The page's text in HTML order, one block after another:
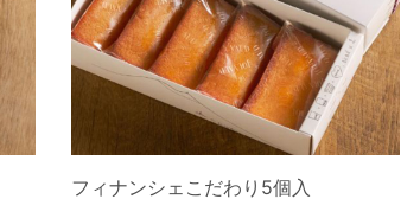
フィナンシェこだわり5個入